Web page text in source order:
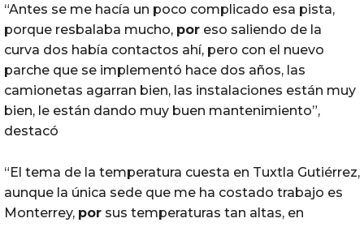
“Antes se me hacía un poco complicado esa pista,
porque resbalaba mucho, por eso saliendo de la
curva dos había contactos ahí, pero con el nuevo
parche que se implementó hace dos años, las
camionetas agarran bien, las instalaciones están muy
bien, le están dando muy buen mantenimiento”,
destacó
“El tema de la temperatura cuesta en Tuxtla Gutiérrez,
aunque la única sede que me ha costado trabajo es
Monterrey, por sus temperaturas tan altas, en